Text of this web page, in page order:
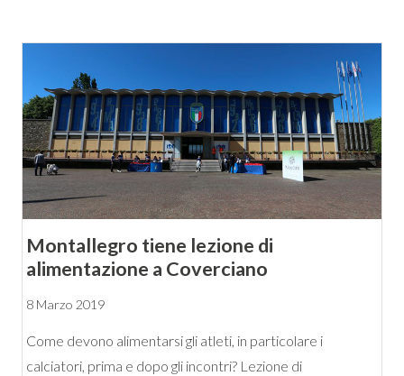
Montallegro tiene lezione di
alimentazione a Coverciano
8 Marzo 2019
Come devono alimentarsi gli atleti, in particolare i
calciatori, prima e dopo gli incontri? Lezione di